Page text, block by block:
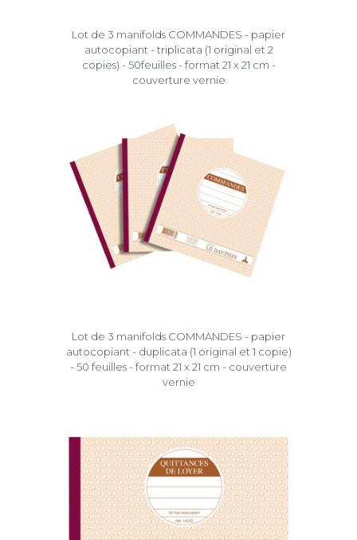
Lot de 3 manifolds COMMANDES - papier
autocopiant - triplicata (1 original et 2
copies) - 50feuilles - format 21 x 21 cm -
couverture vernie
Lot de 3 manifolds COMMANDES - papier
autocopiant - duplicata (1 original et 1 copie)
- 50 feuilles - format 21 x 21 cm - couverture
vernie